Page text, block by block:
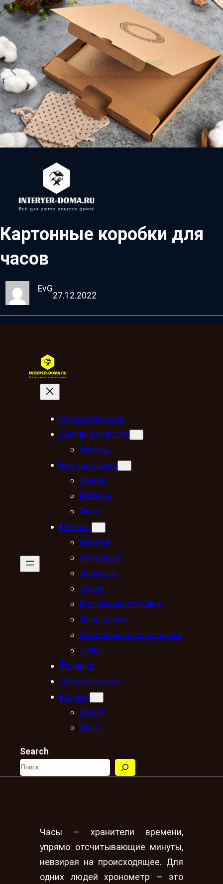
Картонные коробки для
часов
EvG
27.12.2022
Строительство
Дачный участок
Огород
Всё для дома
Двери
Мебель
Окна
Ремонт
Ванная
Интерьер
Комната
Кухня
Натяжные потолки
Освещение
Отопление и сантехника
Полы
Техника
Это интересно
Разное
Досуг
Авто
Search
Часы — хранители времени,
упрямо отсчитывающие минуты,
невзирая на происходящее. Для
одних людей хронометр — это